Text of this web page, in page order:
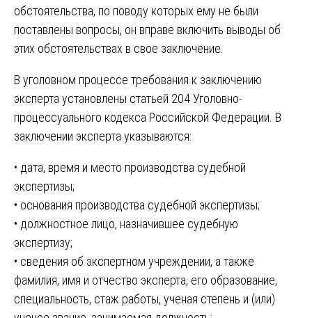
обстоятельства, по поводу которых ему не были
поставлены вопросы, он вправе включить выводы об
этих обстоятельствах в свое заключение.
В уголовном процессе требования к заключению
эксперта установлены статьей 204 Уголовно-
процессуального кодекса Российской Федерации. В
заключении эксперта указываются:
• дата, время и место производства судебной
экспертизы;
• основания производства судебной экспертизы;
• должностное лицо, назначившее судебную
экспертизу;
• сведения об экспертном учреждении, а также
фамилия, имя и отчество эксперта, его образование,
специальность, стаж работы, ученая степень и (или)